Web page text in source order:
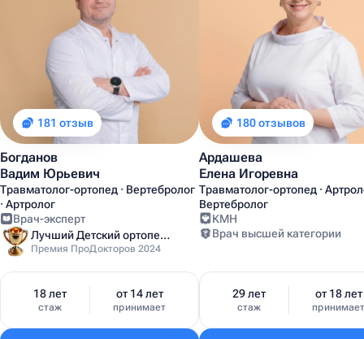
181 отзыв
Богданов
Вадим Юрьевич
Травматолог-ортопед · Вертебролог
· Артролог
Врач-эксперт
Лучший Детский ортопед Москвы
Премия ПроДокторов 2024
18 лет
стаж
от 14 лет
принимает
180 отзывов
Ардашева
Елена Игоревна
Травматолог-ортопед ·
Вертебролог
КМН
Врач высшей категории
29 лет
стаж
от 18 лет
принимает